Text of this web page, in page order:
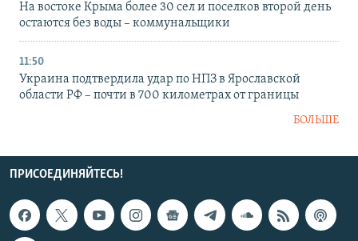
На востоке Крыма более 30 сел и поселков второй день
остаются без воды – коммунальщики
11:50
Украина подтвердила удар по НПЗ в Ярославской
области РФ – почти в 700 километрах от границы
БОЛЬШЕ
ПРИСОЕДИНЯЙТЕСЬ!